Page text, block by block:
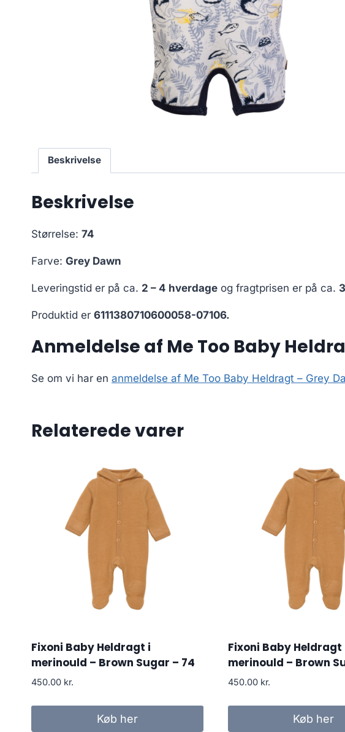
Beskrivelse
Beskrivelse
Størrelse: 74
Farve: Grey Dawn
Leveringstid er på ca. 2 – 4 hverdage og fragtprisen er på ca.
Produktid er 6111380710600058-07106.
Anmeldelse af Me Too Baby
Se om vi har en anmeldelse af Me Too Baby Heldragt – Grey
Relaterede varer
Fixoni Baby Heldragt i
merinould – Brown Sugar – 74
450.00 kr.
Køb her
Fixoni Baby Heldragt
merinould – Brown
450.00 kr.
Køb her